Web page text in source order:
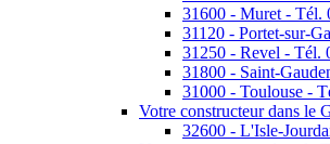
31600 - Muret - Tél.
31120 - Portet-sur-
31250 - Revel - Tél.
31800 - Saint-
31000 - Toulouse -
Votre constructeur dans le
32600 - L'Isle-